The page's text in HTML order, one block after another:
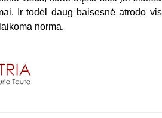
Ir todėl daug baisesnė atrodo
norma.